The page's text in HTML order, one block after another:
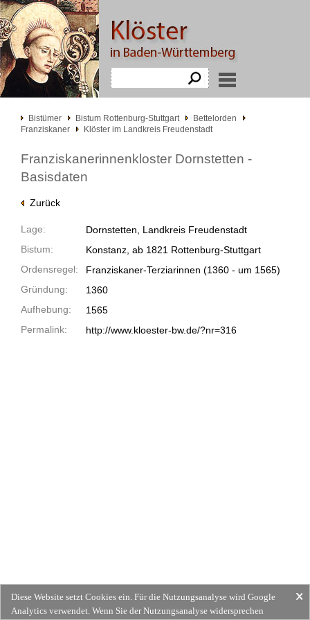
Bistümer Bistum Rottenburg-Stuttgart
Bettelorden
Franziskaner
Klöster im Landkreis Freudenstadt
Franziskanerinnenkloster Dornstetten -
Basisdaten
Zurück
Lage:
Dornstetten, Landkreis Freudenstadt
Bistum:
Konstanz, ab 1821 Rottenburg-Stuttgart
Ordensregel:
Franziskaner-Terziarinnen (1360 - um 1565)
Gründung:
1360
Aufhebung:
1565
Permalink:
http://www.kloester-bw.de/?nr=316
Diese Website setzt Cookies ein. Für die Nutzungsanalyse wird Google
Analytics verwendet. Wenn Sie der Nutzungsanalyse widersprechen